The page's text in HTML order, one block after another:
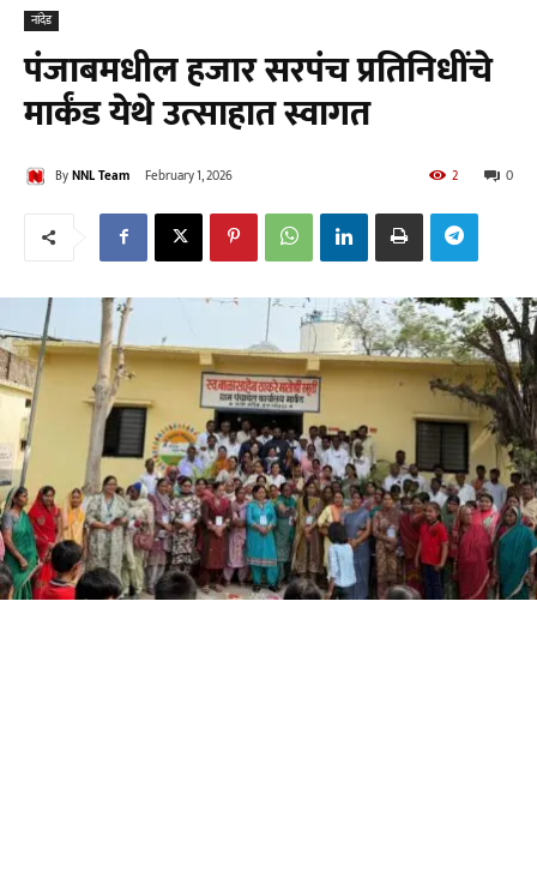
नांदेड
पंजाबमधील हजार सरपंच प्रतिनिधींचे
मार्कंड येथे उत्साहात स्वागत
ByNNL Team February 1, 2026 0
2